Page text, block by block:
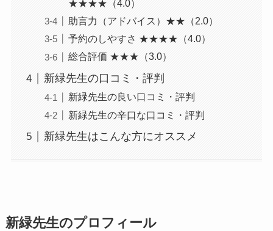
★★★★（4.0）
助言力（アドバイス）★★（2.0）
予約のしやすさ ★★★★（4.0）
総合評価 ★★★（3.0）
新緑先生の口コミ・評判
新緑先生の良い口コミ・評判
新緑先生の辛口な口コミ・評判
新緑先生はこんな方にオススメ
新緑先生のプロフィール